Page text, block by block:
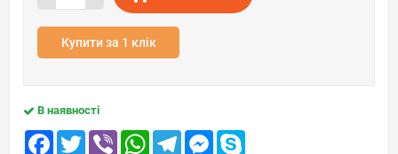
Купити за 1 клік
В наявності
Facebook
TwitterViber WhatsAppTelegramMessenger